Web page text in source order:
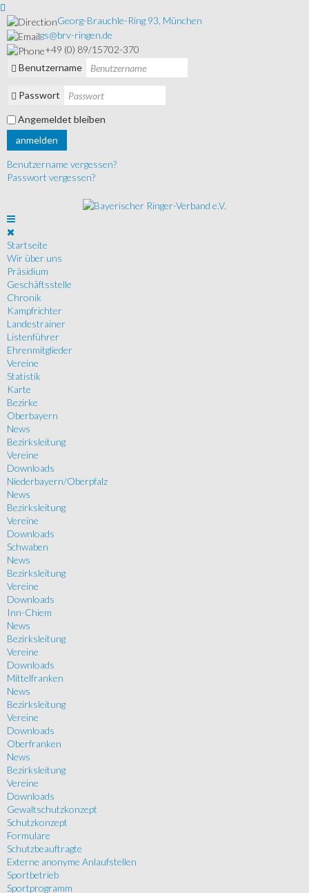
Georg-Brauchle-Ring 93, München
gs@brv-ringen.de
+49 (0) 89/15702-370
Benutzername
Passwort
Angemeldet bleiben
anmelden
Benutzername vergessen?
Passwort vergessen?
Startseite
Wir über uns
Präsidium
Geschäftsstelle
Chronik
Kampfrichter
Landestrainer
Listenführer
Ehrenmitglieder
Vereine
Statistik
Karte
Bezirke
Oberbayern
News
Bezirksleitung
Vereine
Downloads
Niederbayern/Oberpfalz
News
Bezirksleitung
Vereine
Downloads
Schwaben
News
Bezirksleitung
Vereine
Downloads
Inn-Chiem
News
Bezirksleitung
Vereine
Downloads
Mittelfranken
News
Bezirksleitung
Vereine
Downloads
Oberfranken
News
Bezirksleitung
Vereine
Downloads
Gewaltschutzkonzept
Schutzkonzept
Formulare
Schutzbeauftragte
Externe anonyme Anlaufstellen
Sportbetrieb
Sportprogramm